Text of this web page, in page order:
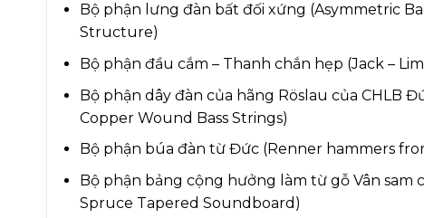
Bộ phận lưng đàn bất đối xứng (Asymmetric
Structure)
Bộ phận đầu cắm – Thanh chắn hẹp (Jack –
Bộ phận dây đàn của hãng Röslau của CHLB
Copper Wound Bass Strings)
Bộ phận búa đàn từ Đức (Renner hammers
Bộ phận bảng cộng hưởng làm từ gỗ Vân sam
Spruce Tapered Soundboard)